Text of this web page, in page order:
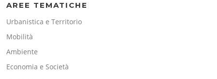
AREE TEMATICHE
Urbanistica e Territorio
Mobilità
Ambiente
Economia e Società